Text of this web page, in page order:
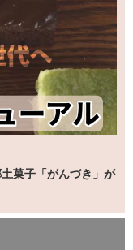
菓子「がんづき」が